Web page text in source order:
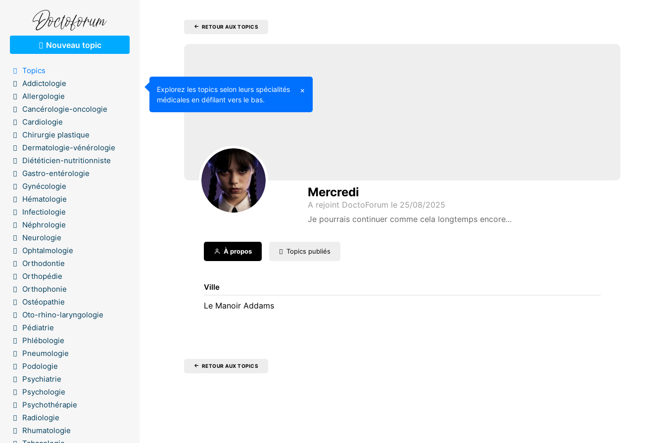
Nouveau topic
Topics
Addictologie
Allergologie
Cancérologie-oncologie
Cardiologie
Chirurgie plastique
Dermatologie-vénérologie
Diététicien-nutritionniste
Gastro-entérologie
Gynécologie
Hématologie
Infectiologie
Néphrologie
Neurologie
Ophtalmologie
Orthodontie
Orthopédie
Orthophonie
Ostéopathie
Oto-rhino-laryngologie
Pédiatrie
Phlébologie
Pneumologie
Podologie
Psychiatrie
Psychologie
Psychothérapie
Radiologie
Rhumatologie
RETOUR AUX TOPICS
Mercredi
A rejoint DoctoForum le 25/08/2025
Je pourrais continuer comme cela longtemps encore...
À propos Topics publiés
Ville
Le Manoir Addams
RETOUR AUX TOPICS
Explorez les topics selon leurs spécialités
médicales en défilant vers le bas.
×